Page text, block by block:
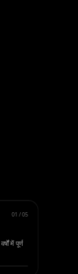
01 /05
में पूर्ण